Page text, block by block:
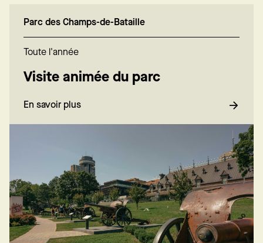
Parc des Champs-de-Bataille
Toute l'année
Visite animée du parc
En savoir plus